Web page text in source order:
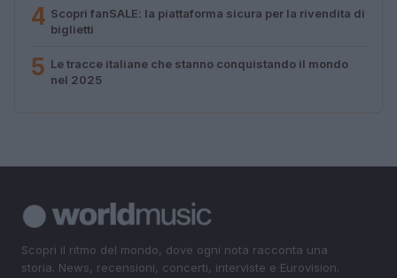
4 Scopri fanSALE: la piattaforma sicura per la rivendita di
biglietti
5 Le tracce italiane che stanno conquistando il mondo
nel 2025
Scopri il ritmo del mondo, dove ogni nota racconta una
storia. News, recensioni, concerti, interviste e Eurovision.